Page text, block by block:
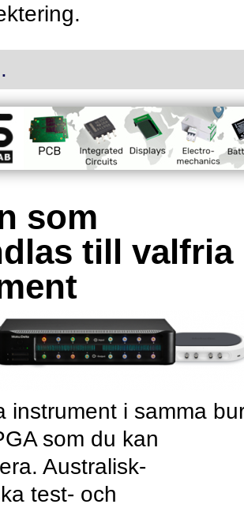
som
till valfria
instrument i samma
som du kan
Australisk-
test- och